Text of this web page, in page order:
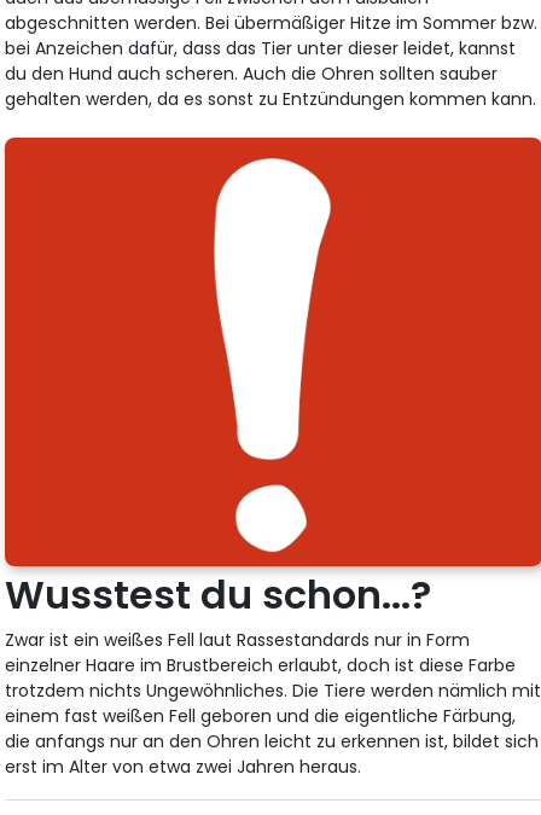
abgeschnitten werden. Bei übermäßiger Hitze im Sommer bzw.
bei Anzeichen dafür, dass das Tier unter dieser leidet, kannst
du den Hund auch scheren. Auch die Ohren sollten sauber
gehalten werden, da es sonst zu Entzündungen kommen kann.
Wusstest du schon...?
Zwar ist ein weißes Fell laut Rassestandards nur in Form
einzelner Haare im Brustbereich erlaubt, doch ist diese Farbe
trotzdem nichts Ungewöhnliches. Die Tiere werden nämlich mit
einem fast weißen Fell geboren und die eigentliche Färbung,
die anfangs nur an den Ohren leicht zu erkennen ist, bildet sich
erst im Alter von etwa zwei Jahren heraus.